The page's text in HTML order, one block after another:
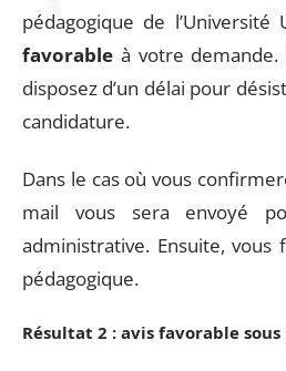
pédagogique de
favorable à votre
disposez d’un délai pour
candidature.
Dans le cas où vous
mail vous sera envoyé
administrative. Ensuite,
pédagogique.
Résultat 2 : avis favorable